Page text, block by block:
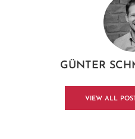
GÜNTER
VIEW ALL